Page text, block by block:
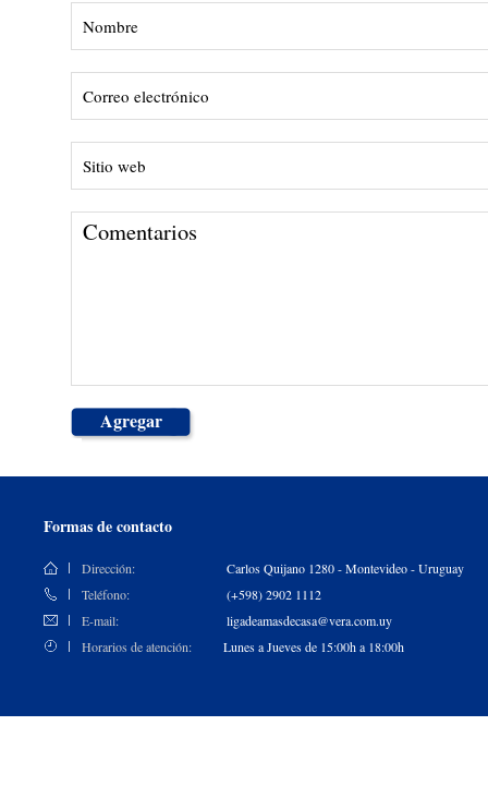
Agregar
Formas de contacto
Dirección:
Carlos Quijano 1280 - Montevideo - Uruguay
Teléfono:
(+598) 2902 1112
E-mail:
ligadeamasdecasa@vera.com.uy
Horarios de atención:
Lunes a Jueves de 15:00h a 18:00h